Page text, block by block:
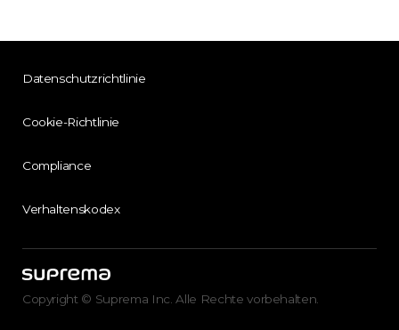
Datenschutzrichtlinie
Cookie-Richtlinie
Compliance
Verhaltenskodex
Copyright © Suprema Inc. Alle Rechte vorbehalten.